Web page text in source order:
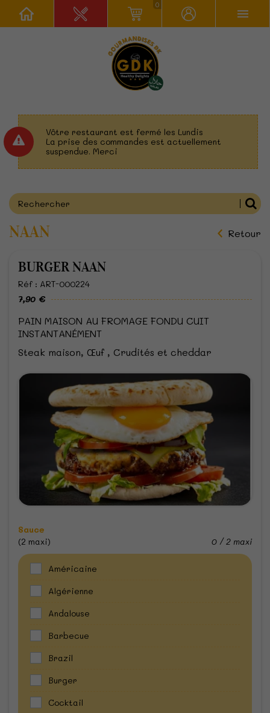
0
Vôtre restaurant est fermé les Lundis
La prise des commandes est actuellement
suspendue. Merci
NAAN Retour
BURGER NAAN
Réf : ART-000224
7,90 €
PAIN MAISON AU FROMAGE FONDU CUIT
INSTANTANÉMENT
Steak maison, Œuf , Crudités et cheddar
Sauce
(2 maxi)
0 / 2 maxi
Américaine
Algérienne
Andalouse
Barbecue
Brazil
Burger
Cocktail